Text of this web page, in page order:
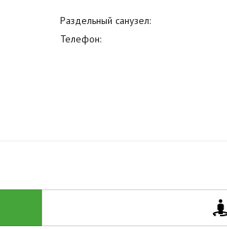
Раздельный санузел:
Телефон: